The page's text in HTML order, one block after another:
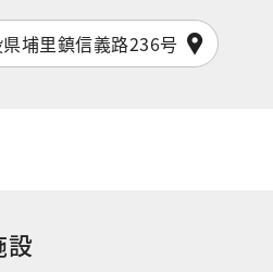
埔里鎮信義路236号
設